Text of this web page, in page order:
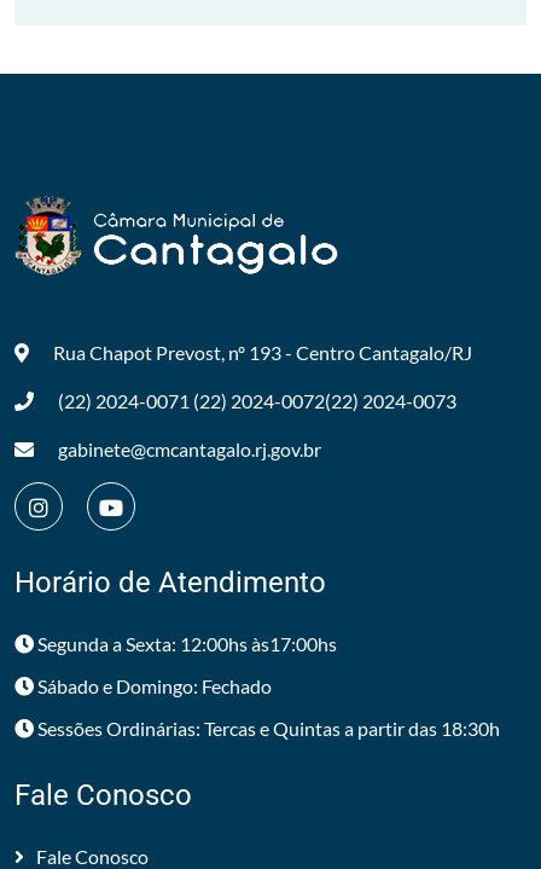
Rua Chapot Prevost, nº 193 - CentroCantagalo/RJ
(22) 2024-0071 (22) 2024-0072(22) 2024-0073
gabinete@cmcantagalo.rj.gov.br
Horário de Atendimento
Segunda a Sexta: 12:00hs às17:00hs
Sábado e Domingo: Fechado
Sessões Ordinárias: Tercas e Quintas a partir das 18:30h
Fale Conosco
Fale Conosco